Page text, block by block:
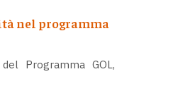
nel programma
Programma GOL,